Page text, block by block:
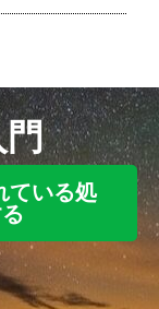
ている処